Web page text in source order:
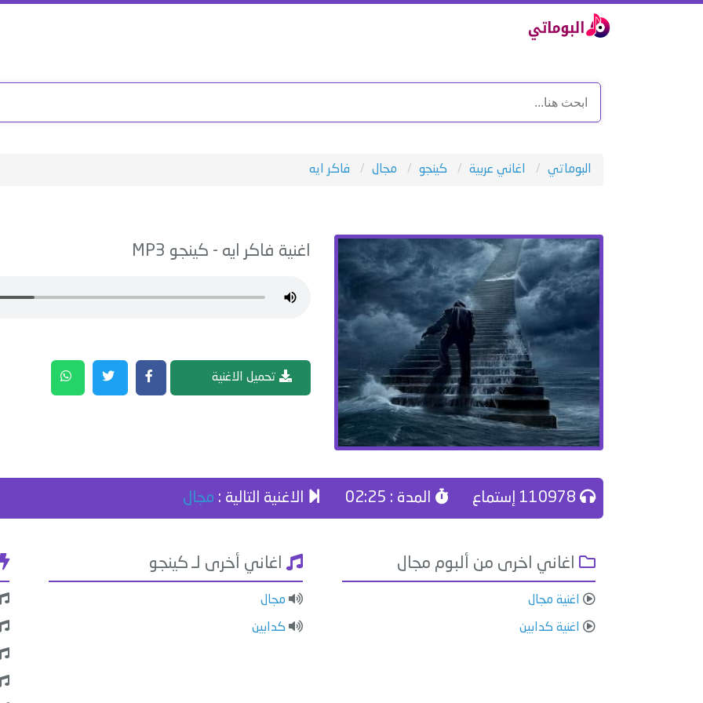
البوماتي اغاني عربية كينجو مجال فاكر ايه
اغنية فاكر ايه - كينجو
تحميل الاغنية
المدة : 02:25 الاغنية التالية : مجال
اغاني اخرى من ألبوم مجال
اغنية مجال
اغنية كدابين
اغاني أخرى لـ كينجو
مجال
كدابين